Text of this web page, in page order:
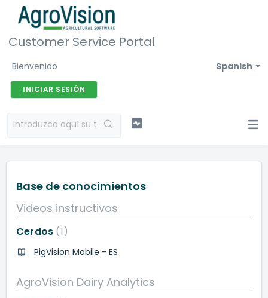
Customer Service Portal
Spanish
Bienvenido
INICIAR SESIÓN
Base de conocimientos
Videos instructivos
Cerdos 1
PigVision Mobile - ES
AgroVision Dairy Analytics